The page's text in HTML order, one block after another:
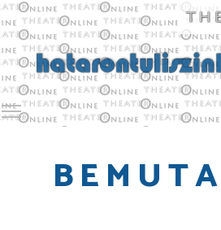
Toggle main menu visibility